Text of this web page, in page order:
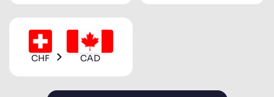
CHF CAD